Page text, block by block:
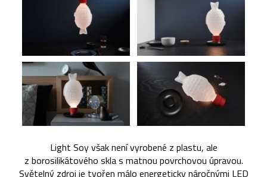
Light Soy však není vyrobené z plastu, ale
z borosilikátového skla s matnou povrchovou úpravou.
Světelný zdroj je tvořen málo energeticky náročnými LED